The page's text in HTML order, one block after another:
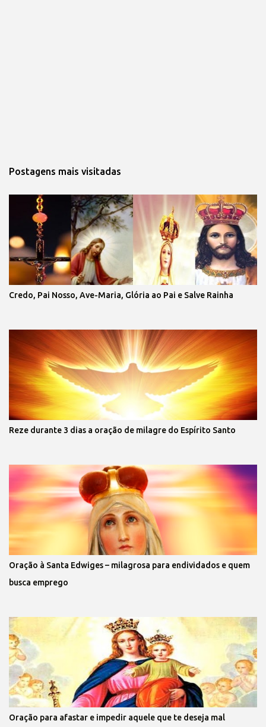
Postagens mais visitadas
Credo, Pai Nosso, Ave-Maria, Glória ao Pai e Salve Rainha
Reze durante 3 dias a oração de milagre do Espírito Santo
Oração à Santa Edwiges – milagrosa para endividados e quem
busca emprego
Oração para afastar e impedir aquele que te deseja mal